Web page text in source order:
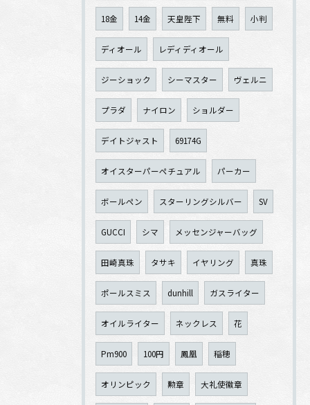
18金 14金 天皇陛下 無料 小判
ディオール レディディオール
ジーショック シーマスター ヴェルニ
プラダ ナイロン ショルダー
デイトジャスト 69174G
オイスターパーペチュアル パーカー
ボールペン スターリングシルバー SV
GUCCI シマ メッセンジャーバッグ
田崎真珠 タサキ イヤリング 真珠
ポールスミス dunhill ガスライター
オイルライター ネックレス 花
Pm900 100円 鳳凰 稲穂
オリンピック 勲章 大礼使徽章